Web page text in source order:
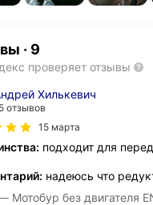
· 9
проверяет отзывы
Хилькевич
отзывов
15 марта
подходит для
надеюсь что
Мотобур без двигателя